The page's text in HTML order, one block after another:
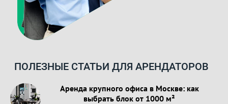
ПОЛЕЗНЫЕ СТАТЬИ ДЛЯ АРЕНДАТОРОВ
Аренда крупного офиса в Москве: как
выбрать блок от 1000 м²